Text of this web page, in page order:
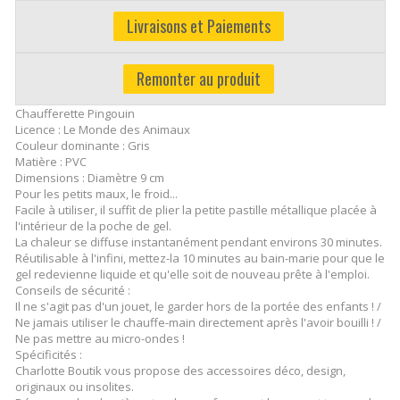
Livraisons et Paiements
Remonter au produit
Chaufferette Pingouin
Licence : Le Monde des Animaux
Couleur dominante : Gris
Matière : PVC
Dimensions : Diamètre 9 cm
Pour les petits maux, le froid...
Facile à utiliser, il suffit de plier la petite pastille métallique placée à
l'intérieur de la poche de gel.
La chaleur se diffuse instantanément pendant environs 30 minutes.
Réutilisable à l'infini, mettez-la 10 minutes au bain-marie pour que le
gel redevienne liquide et qu'elle soit de nouveau prête à l'emploi.
Conseils de sécurité :
Il ne s'agit pas d'un jouet, le garder hors de la portée des enfants ! /
Ne jamais utiliser le chauffe-main directement après l'avoir bouilli ! /
Ne pas mettre au micro-ondes !
Spécificités :
Charlotte Boutik vous propose des accessoires déco, design,
originaux ou insolites.